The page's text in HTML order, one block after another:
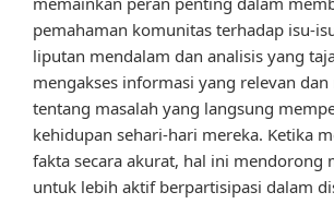
pemahaman komunitas terhadap isu-
liputan mendalam dan analisis yang
mengakses informasi yang relevan dan
tentang masalah yang langsung
kehidupan sehari-hari mereka. Ketika
fakta secara akurat, hal ini mendorong
untuk lebih aktif berpartisipasi dalam